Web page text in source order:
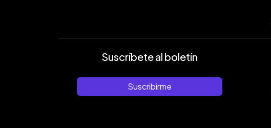
Suscríbete al boletín
Suscribirme